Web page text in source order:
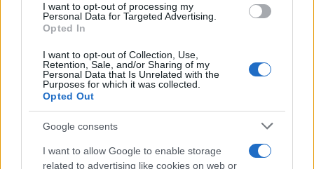
I want to opt-out of processing my
Personal Data for Targeted Advertising.
Opted In
I want to opt-out of Collection, Use,
Retention, Sale, and/or Sharing of my
Personal Data that Is Unrelated with the
Purposes for which it was collected.
Opted Out
Google consents
I want to allow Google to enable storage
related to advertising like cookies on web or
diEnrico Foscarini